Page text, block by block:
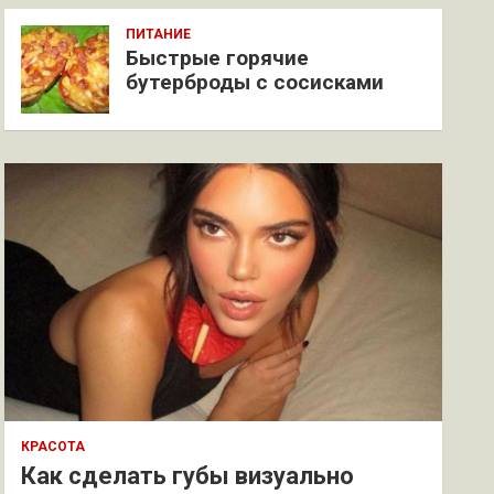
ПИТАНИЕ
Быстрые горячие
бутерброды с сосисками
КРАСОТА
Как сделать губы визуально